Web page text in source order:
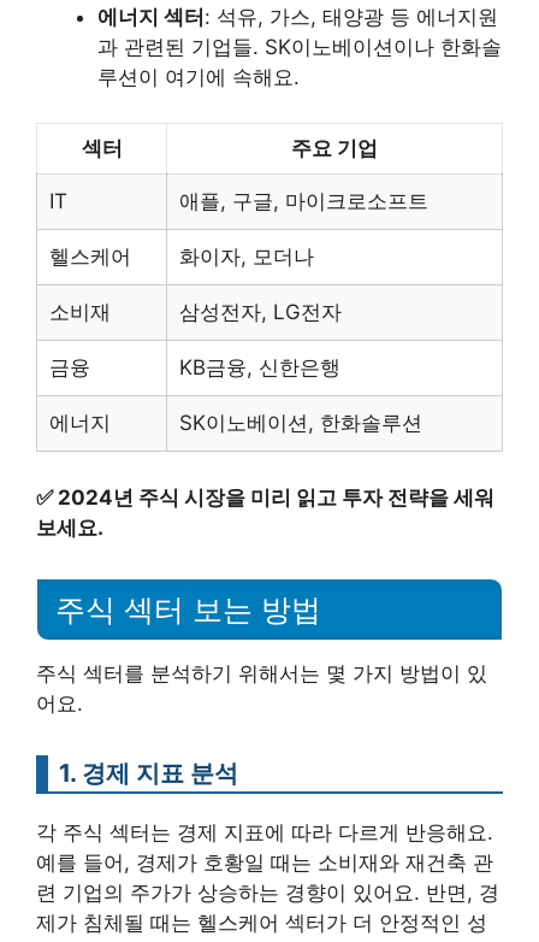
에너지 섹터: 석유, 가스, 태양광 등 에너지원
과 관련된 기업들. SK이노베이션이나 한화솔
루션이 여기에 속해요.
섹터 주요 기업
IT 애플, 구글, 마이크로소프트
헬스케어 화이자, 모더나
소비재 삼성전자, LG전자
금융 KB금융, 신한은행
에너지 SK이노베이션, 한화솔루션
✅ 2024년 주식 시장을 미리 읽고 투자 전략을 세워
보세요.
주식 섹터 보는 방법
주식 섹터를 분석하기 위해서는 몇 가지 방법이 있
어요.
1. 경제 지표 분석
각 주식 섹터는 경제 지표에 따라 다르게 반응해요.
예를 들어, 경제가 호황일 때는 소비재와 재건축 관
련 기업의 주가가 상승하는 경향이 있어요. 반면, 경
제가 침체될 때는 헬스케어 섹터가 더 안정적인 성